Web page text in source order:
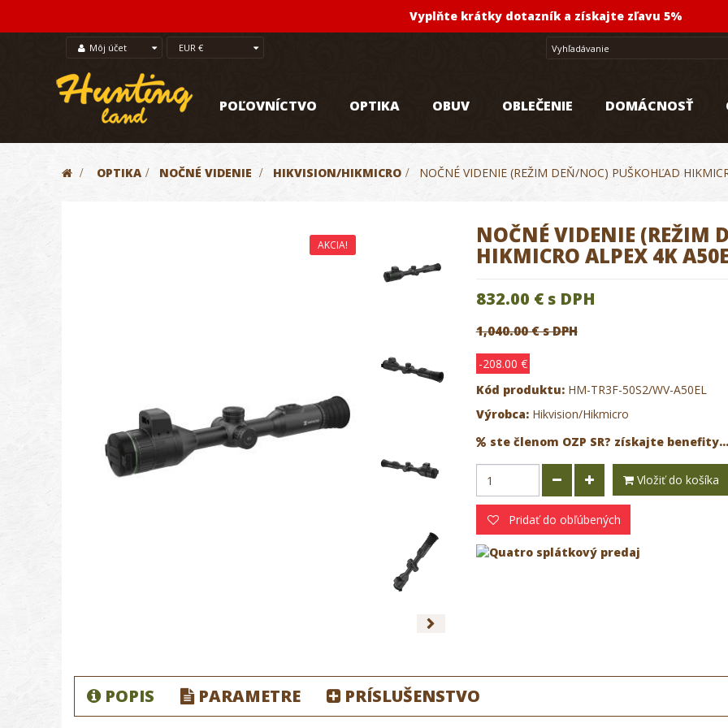
Vyplňte krátky dotazník a získajte zľavu 5%
Môj účet EUR €
POĽOVNÍCTVO OPTIKA OBUV OBLEČENIE DOMÁCNOSŤ
> OPTIKA > NOČNÉ VIDENIE > HIKVISION/HIKMICRO > NOČNÉ VIDENIE (REŽIM DEŇ/NOC) PUŠKOHĽAD
AKCIA! NOČNÉ VIDENIE (REŽIM
HIKMICRO ALPEX 4K
832.00 €s DPH
1,040.00 € s DPH
-208.00 €
Kód produktu: HM-TR3F-50S2/WV-A50EL
Výrobca: Hikvision/Hikmicro
ste členom OZP SR? získajte benefity...
Vložiť do košíka
Pridať do obľúbených
POPIS PARAMETRE PRÍSLUŠENSTVO